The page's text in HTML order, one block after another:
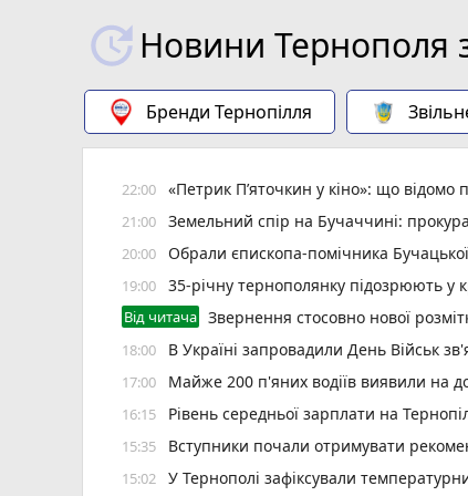
Новини Тернополя
Бренди Тернопілля
22:00 «Петрик П’яточкин у кіно»: що відомо
21:00 Земельний спір на Бучаччині:
20:00 Обрали єпископа-помічника
19:00 35-річну тернополянку підозрюють у
Від читача Звернення стосовно нової
18:00 В Україні запровадили День Військ
17:00 Майже 200 п'яних водіїв виявили на
16:15 Рівень середньої зарплати на
15:35 Вступники почали отримувати
15:02 У Тернополі зафіксували